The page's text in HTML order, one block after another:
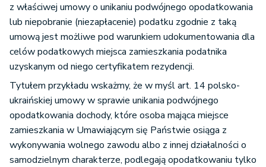
z właściwej umowy o unikaniu podwójnego opodatkowania
lub niepobranie (niezapłacenie) podatku zgodnie z taką
umową jest możliwe pod warunkiem udokumentowania dla
celów podatkowych miejsca zamieszkania podatnika
uzyskanym od niego certyfikatem rezydencji.
Tytułem przykładu wskażmy, że w myśl art. 14 polsko-
ukraińskiej umowy w sprawie unikania podwójnego
opodatkowania dochody, które osoba mająca miejsce
zamieszkania w Umawiającym się Państwie osiąga z
wykonywania wolnego zawodu albo z innej działalności o
samodzielnym charakterze, podlegają opodatkowaniu tylko